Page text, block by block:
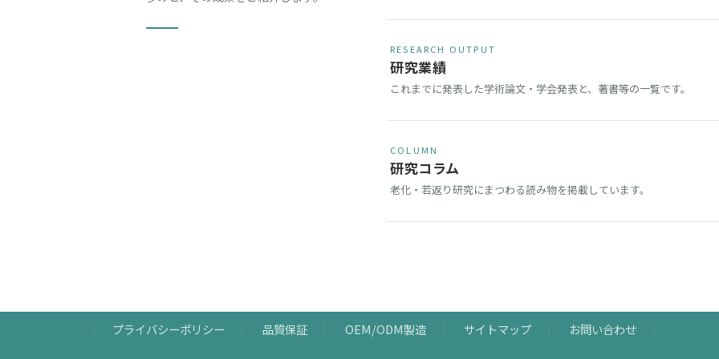
RESEARCH OUTPUT
研究業績
これまでに発表した学術論文・学会発表と、著書等の一覧です。
COLUMN
研究コラム
老化・若返り研究にまつわる読み物を掲載しています。
プライバシーポリシー 品質保証 OEM/ODM製造 サイトマップ お問い合わせ